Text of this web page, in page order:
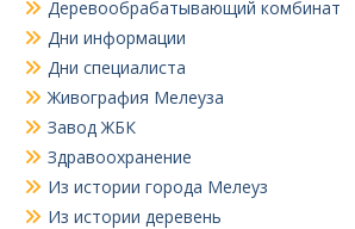
Деревообрабатывающий комбинат
Дни информации
Дни специалиста
Живография Мелеуза
Завод ЖБК
Здравоохранение
Из истории города Мелеуз
Из истории деревень